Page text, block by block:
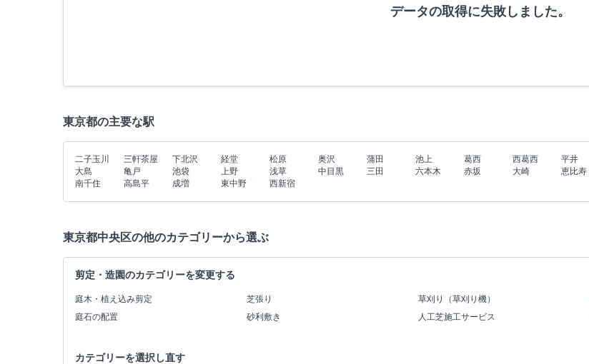
データの取得に失敗しました。
東京都の主要な駅
二子玉川 三軒茶屋 下北沢 経堂 松原 奥沢 蒲田 池上 葛西 西葛西 平井
大島
亀戸 池袋 上野 浅草 中目黒 三田 六本木 赤坂 大崎 恵比寿
南千住
高島平 成増 東中野 西新宿
東京都中央区の他のカテゴリーから選ぶ
剪定・造園のカテゴリーを変更する
庭木・植え込み剪定 芝張り 草刈り（草刈り機）
庭石の配置
砂利敷き 人工芝施工サービス
カテゴリーを選択し直す